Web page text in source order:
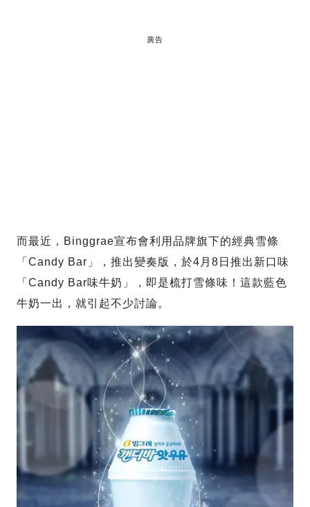
廣告
而最近，Binggrae宣布會利用品牌旗下的經典雪條
「Candy Bar」，推出變奏版，於4月8日推出新口味
「Candy Bar味牛奶」，即是梳打雪條味！這款藍色
牛奶一出，就引起不少討論。